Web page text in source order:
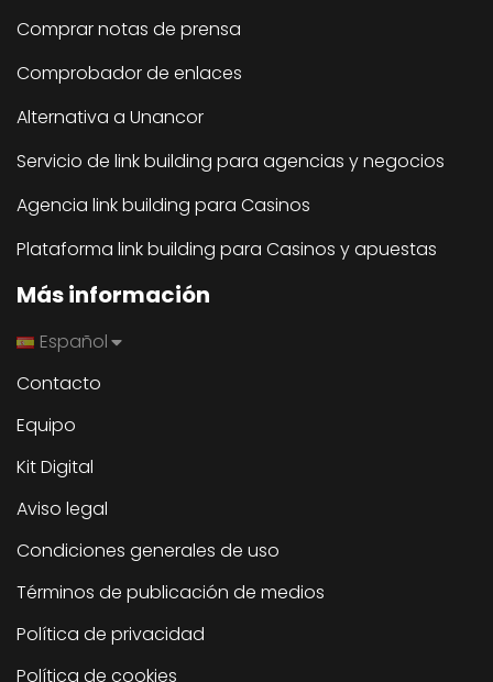
Comprar notas de prensa
Comprobador de enlaces
Alternativa a Unancor
Servicio de link building para agencias y negocios
Agencia link building para Casinos
Plataforma link building para Casinos y apuestas
Más información
Español
Contacto
Equipo
Kit Digital
Aviso legal
Condiciones generales de uso
Términos de publicación de medios
Política de privacidad
Política de cookies